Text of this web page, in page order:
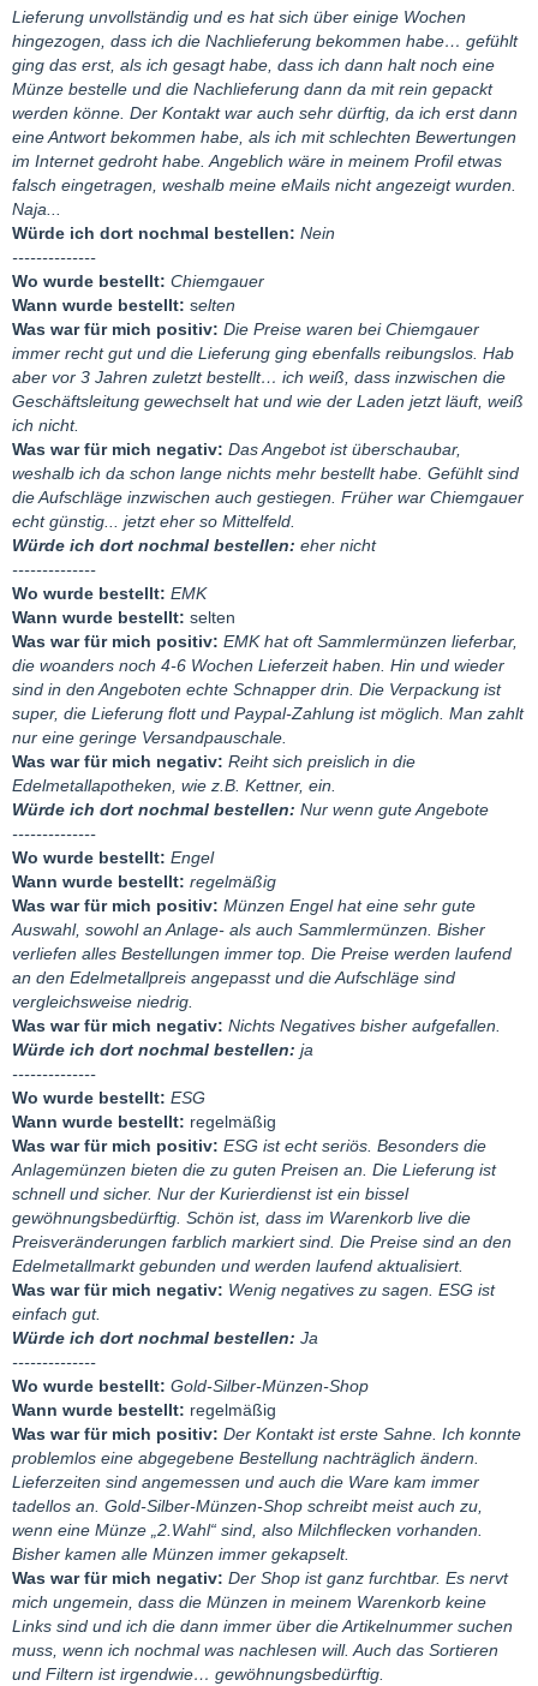
verbucht und ich habe mal nachgefragt. Da hats angeblich die
Isabell nur noch nicht eingetragen, er macht das gleich wenn er
im Büro ist. Da hab ich ihm schon mitgeteilt, dass ich GK und
EMK auf 0 bringen will. Er bat mich wenigstens das GK weiter zu
sparen – ich hab ihm dann gesagt, dass ich mir das nicht mehr
leisten kann, weil sich aus gesundheitlichen Gründen mein
berufliches Thema massiv ändern wird. Aufgrund der vielen
negativen Nachrichten darauf bestanden, dass der Großteil (2/3
Menge nach meiner Rechnung) des EMK physisch ausgeliefert
wird, 1/3 bleibt noch stehen um damit die restliche Differenz
noch rauszuhandeln. Den Sparplan lasse ich seinen Wunsch
entsprechend weiterlaufen. Mitte September kam dann auch
tatsächlich die 2/3 Lieferung und ich war erstmal wieder
beruhigt. Aufgrund meiner neuen beruflichen Situation und dem
entsprechenden finanziellen Einbußen musste ich Ende
Dezember 2022 sowohl die GK als auch EMK kündigen und bat
Sebastian per Mail und Brief um ordnungsgemäße Abrechnung
des eingeschickten Schmelzgutes sowie um ein Angebot zur
Auslieferung des geformten Materiales bis 11.1.23. Und was soll
ich sagen – bis heute ist immer noch nichts von der letzen
Schmelzgutlieferung auf meinem EMK Kontoauszug erschienen
und die einzigste Antwort auf meine Mail und Brief war „Du
machst mich wahnsinnig - Was war denn unsere Abmachung?“ .
Ich bin mir noch unschlüssig wie ich nun weiter verfahren werde.
Ehrlich gesagt hoffe ich das es durch diesen Erfahrungsbericht
hier (wie schon bei anderen auch) zu einem positiven Abschluss
kommt und ich keine weiteren Schritte mehr machen muss. Der
Fairness halber bekommt Sebastian diesen Text von mir auch
direkt zugestellt, damit ers nicht hintenrum erfährt.
LG Kooka
Lieferung unvollständig und es hat sich über einige Wochen
hingezogen, dass ich die Nachlieferung bekommen habe… gefühlt
ging das erst, als ich gesagt habe, dass ich dann halt noch eine
Münze bestelle und die Nachlieferung dann da mit rein gepackt
werden könne. Der Kontakt war auch sehr dürftig, da ich erst dann
eine Antwort bekommen habe, als ich mit schlechten Bewertungen
im Internet gedroht habe. Angeblich wäre in meinem Profil etwas
falsch eingetragen, weshalb meine eMails nicht angezeigt wurden.
Naja...
Würde ich dort nochmal bestellen: Nein
--------------
Wo wurde bestellt: Chiemgauer
Wann wurde bestellt: selten
Was war für mich positiv: Die Preise waren bei Chiemgauer
immer recht gut und die Lieferung ging ebenfalls reibungslos. Hab
aber vor 3 Jahren zuletzt bestellt… ich weiß, dass inzwischen die
Geschäftsleitung gewechselt hat und wie der Laden jetzt läuft, weiß
ich nicht.
Was war für mich negativ: Das Angebot ist überschaubar,
weshalb ich da schon lange nichts mehr bestellt habe. Gefühlt sind
die Aufschläge inzwischen auch gestiegen. Früher war Chiemgauer
echt günstig... jetzt eher so Mittelfeld.
Würde ich dort nochmal bestellen: eher nicht
--------------
Wo wurde bestellt: EMK
Wann wurde bestellt: selten
Was war für mich positiv: EMK hat oft Sammlermünzen lieferbar,
die woanders noch 4-6 Wochen Lieferzeit haben. Hin und wieder
sind in den Angeboten echte Schnapper drin. Die Verpackung ist
super, die Lieferung flott und Paypal-Zahlung ist möglich. Man zahlt
nur eine geringe Versandpauschale.
Was war für mich negativ: Reiht sich preislich in die
Edelmetallapotheken, wie z.B. Kettner, ein.
Würde ich dort nochmal bestellen: Nur wenn gute Angebote
--------------
Wo wurde bestellt: Engel
Wann wurde bestellt: regelmäßig
Was war für mich positiv: Münzen Engel hat eine sehr gute
Auswahl, sowohl an Anlage- als auch Sammlermünzen. Bisher
verliefen alles Bestellungen immer top. Die Preise werden laufend
an den Edelmetallpreis angepasst und die Aufschläge sind
vergleichsweise niedrig.
Was war für mich negativ: Nichts Negatives bisher aufgefallen.
Würde ich dort nochmal bestellen: ja
--------------
Wo wurde bestellt: ESG
Wann wurde bestellt: regelmäßig
Was war für mich positiv: ESG ist echt seriös. Besonders die
Anlagemünzen bieten die zu guten Preisen an. Die Lieferung ist
schnell und sicher. Nur der Kurierdienst ist ein bissel
gewöhnungsbedürftig. Schön ist, dass im Warenkorb live die
Preisveränderungen farblich markiert sind. Die Preise sind an den
Edelmetallmarkt gebunden und werden laufend aktualisiert.
Was war für mich negativ: Wenig negatives zu sagen. ESG ist
einfach gut.
Würde ich dort nochmal bestellen: Ja
--------------
Wo wurde bestellt: Gold-Silber-Münzen-Shop
Wann wurde bestellt: regelmäßig
Was war für mich positiv: Der Kontakt ist erste Sahne. Ich konnte
problemlos eine abgegebene Bestellung nachträglich ändern.
Lieferzeiten sind angemessen und auch die Ware kam immer
tadellos an. Gold-Silber-Münzen-Shop schreibt meist auch zu,
wenn eine Münze „2.Wahl“ sind, also Milchflecken vorhanden.
Bisher kamen alle Münzen immer gekapselt.
Was war für mich negativ: Der Shop ist ganz furchtbar. Es nervt
mich ungemein, dass die Münzen in meinem Warenkorb keine
Links sind und ich die dann immer über die Artikelnummer suchen
muss, wenn ich nochmal was nachlesen will. Auch das Sortieren
und Filtern ist irgendwie… gewöhnungsbedürftig.